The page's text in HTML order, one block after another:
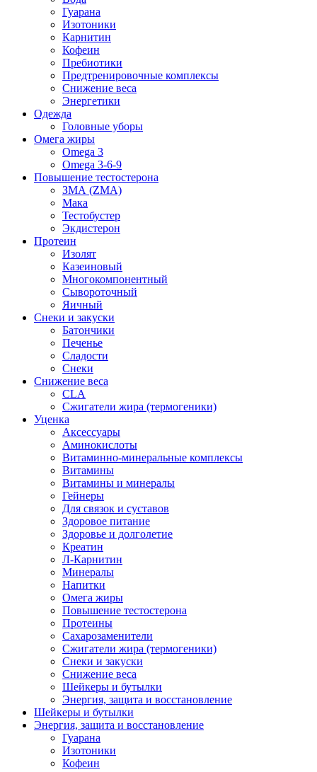
Гуарана
Изотоники
Карнитин
Кофеин
Пребиотики
Предтренировочные комплексы
Снижение веса
Энергетики
Одежда
Головные уборы
Омега жиры
Omega 3
Omega 3-6-9
Повышение тестостерона
ЗМА (ZMA)
Мака
Тестобустер
Экдистерон
Протеин
Изолят
Казеиновый
Многокомпонентный
Сывороточный
Яичный
Снеки и закуски
Батончики
Печенье
Сладости
Снеки
Снижение веса
CLA
Сжигатели жира (термогеники)
Уценка
Аксессуары
Аминокислоты
Витаминно-минеральные комплексы
Витамины
Витамины и минералы
Гейнеры
Для связок и суставов
Здоровое питание
Здоровье и долголетие
Креатин
Л-Карнитин
Минералы
Напитки
Омега жиры
Повышение тестостерона
Протеины
Сахарозаменители
Сжигатели жира (термогеники)
Снеки и закуски
Снижение веса
Шейкеры и бутылки
Энергия, защита и восстановление
Шейкеры и бутылки
Энергия, защита и восстановление
Гуарана
Изотоники
Кофеин